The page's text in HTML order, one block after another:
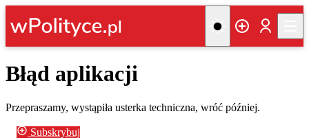
Błąd aplikacji
Przepraszamy, wystąpiła usterka techniczna, wróć później.
Subskrybuj